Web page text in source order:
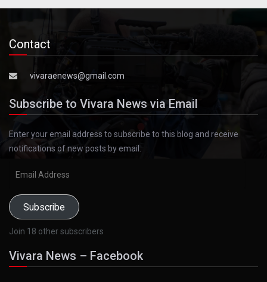
Contact
vivaraenews@gmail.com
Subscribe to Vivara News via Email
Enter your email address to subscribe to this blog and receive
notifications of new posts by email.
Subscribe
Join 18 other subscribers
Vivara News – Facebook